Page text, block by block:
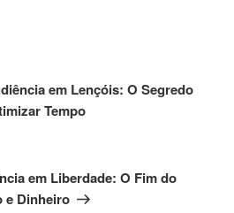
em Lençóis: O Segredo
Tempo
em Liberdade: O Fim do
e Dinheiro